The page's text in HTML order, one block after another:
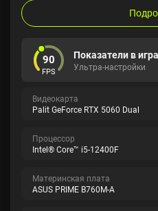
90
FPS
Показатели в
Ультра-настройки
Видеокарта
Palit GeForce RTX 5060 Dual
Процессор
Intel® Core™ i5-12400F
Материнская плата
ASUS PRIME B760M-A